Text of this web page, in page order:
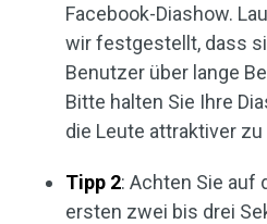
Facebook-Diashow.
wir festgestellt, dass
Benutzer über lange
Bitte halten Sie Ihre
die Leute attraktiver
Tipp 2: Achten Sie auf
ersten zwei bis drei